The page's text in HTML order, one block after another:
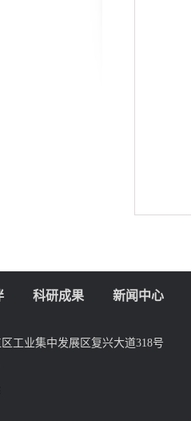
科研成果 新闻中心
工业集中发展区复兴大道318号